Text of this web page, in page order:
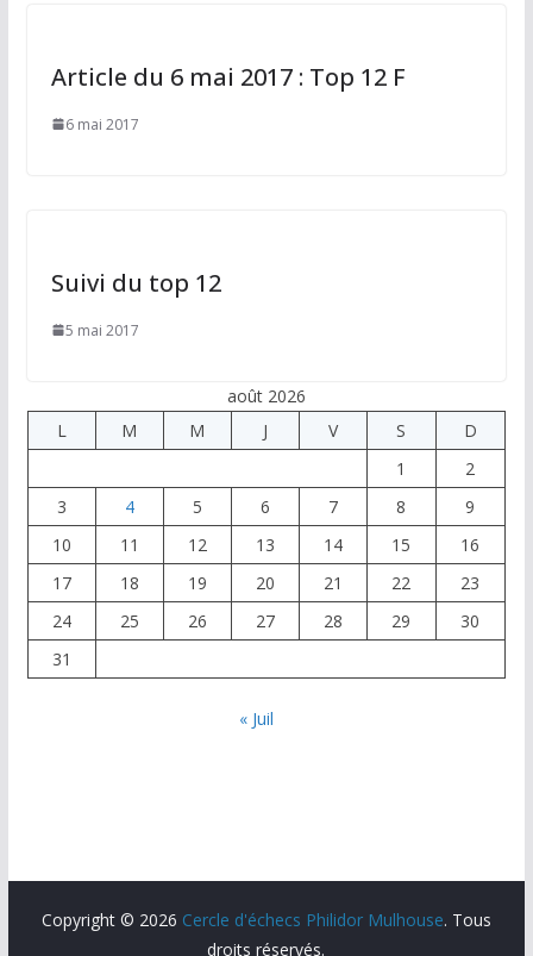
Article du 6 mai 2017 : Top 12 F
6 mai 2017
Suivi du top 12
5 mai 2017
août 2026
L
M M J V S
D
1
2
3
4 5 6 7 8
9
10
11 12 13 14 15
16
17
18 19 20 21 22
23
24
25 26 27 28 29
30
31
« Juil
Copyright © 2026 Cercle d'échecs Philidor Mulhouse. Tous
droits réservés.